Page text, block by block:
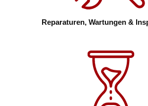
Reparaturen, Wartungen &